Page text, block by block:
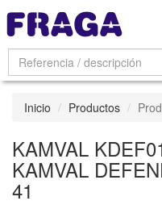
Inicio Productos
KAMVAL
KAMVAL
41